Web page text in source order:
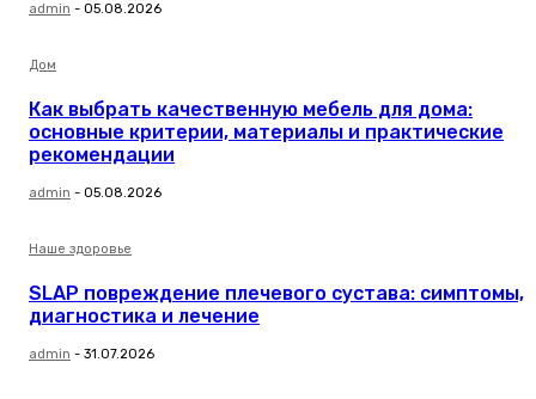
admin - 05.08.2026
Дом
Как выбрать качественную мебель для дома:
основные критерии, материалы и практические
рекомендации
admin - 05.08.2026
Наше здоровье
SLAP повреждение плечевого сустава: симптомы,
диагностика и лечение
admin - 31.07.2026